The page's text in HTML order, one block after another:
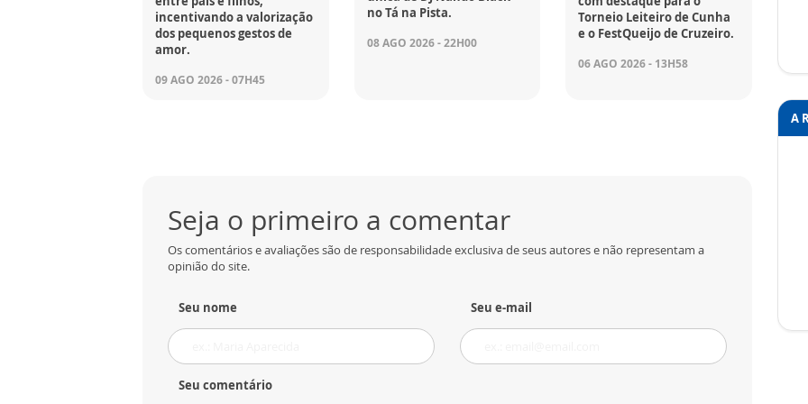
incentivando a valorização
dos pequenos gestos de
amor.
09 AGO 2026 - 07H45
no Tá na Pista.
08 AGO 2026 - 22H00
Torneio Leiteiro de Cunha
e o FestQueijo de Cruzeiro.
06 AGO 2026 - 13H58
Seja o primeiro a comentar
Os comentários e avaliações são de responsabilidade exclusiva de seus autores e não representam a
opinião do site.
Seu nome Seu e-mail
Seu comentário
A